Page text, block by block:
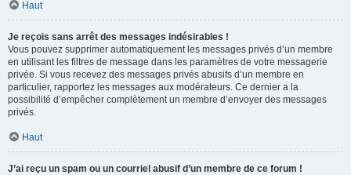
Haut
Je reçois sans arrêt des messages indésirables !
Vous pouvez supprimer automatiquement les messages privés d’un membre
en utilisant les filtres de message dans les paramètres de votre messagerie
privée. Si vous recevez des messages privés abusifs d’un membre en
particulier, rapportez les messages aux modérateurs. Ce dernier a la
possibilité d’empêcher complètement un membre d’envoyer des messages
privés.
Haut
J’ai reçu un spam ou un courriel abusif d’un membre de ce forum !